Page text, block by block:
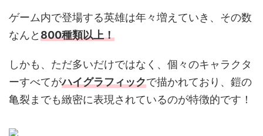
ゲーム内で登場する英雄は年々増えていき、その数
なんと800種類以上！
しかも、ただ多いだけではなく、個々のキャラクタ
ーすべてがハイグラフィックで描かれており、鎧の
亀裂までも緻密に表現されているのが特徴的です！